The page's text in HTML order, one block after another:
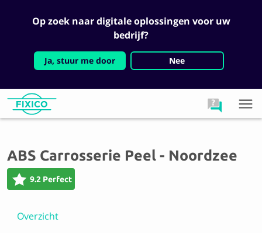
Op zoek naar digitale oplossingen voor uw
bedrijf?
Ja, stuur me door Nee
ABS Carrosserie Peel - Noordzee
9.2 Perfect
Overzicht